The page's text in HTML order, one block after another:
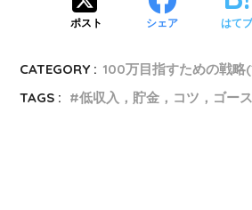
ポスト シェア はて
CATEGORY : 100万目指すための戦略
TAGS :
低収入，貯金，コツ，ゴー